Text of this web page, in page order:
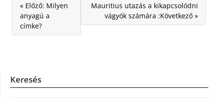
« Előző: Milyen
anyagú a
címke?
Mauritius utazás a kikapcsolódni
vágyók számára :Következő »
Keresés